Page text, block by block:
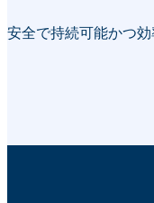
安全で持続可能かつ